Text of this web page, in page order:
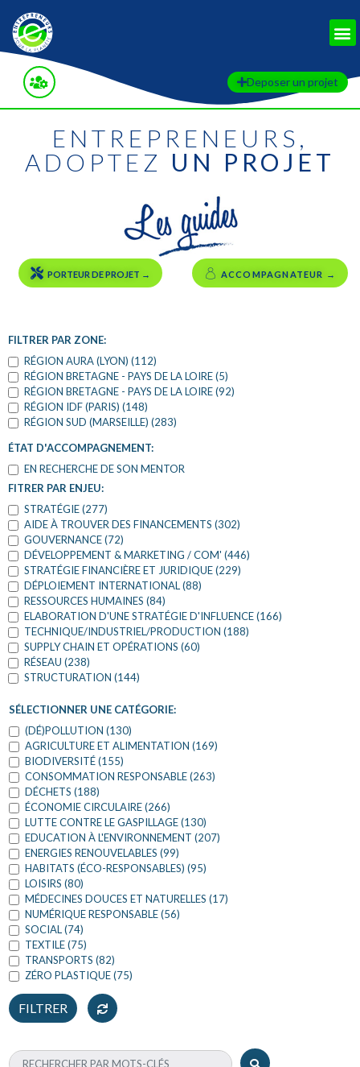
Deposer un projet
RETOUR AUX FILTRES
ENTREPRENEURS,
ADOPTEZ UN PROJET
PORTEUR DE PROJET → ACCOMPAGNATEUR →
FILTRER PAR ZONE:
RÉGION AURA (LYON) (112)
RÉGION BRETAGNE - PAYS DE LA LOIRE (5)
RÉGION BRETAGNE - PAYS DE LA LOIRE (92)
RÉGION IDF (PARIS) (148)
RÉGION SUD (MARSEILLE) (283)
ÉTAT D'ACCOMPAGNEMENT:
EN RECHERCHE DE SON MENTOR
FITRER PAR ENJEU:
STRATÉGIE (277)
AIDE À TROUVER DES FINANCEMENTS (302)
GOUVERNANCE (72)
DÉVELOPPEMENT & MARKETING / COM' (446)
STRATÉGIE FINANCIÈRE ET JURIDIQUE (229)
DÉPLOIEMENT INTERNATIONAL (88)
RESSOURCES HUMAINES (84)
ELABORATION D'UNE STRATÉGIE D'INFLUENCE (166)
TECHNIQUE/INDUSTRIEL/PRODUCTION (188)
SUPPLY CHAIN ET OPÉRATIONS (60)
RÉSEAU (238)
STRUCTURATION (144)
SÉLECTIONNER UNE CATÉGORIE:
(DÉ)POLLUTION (130)
AGRICULTURE ET ALIMENTATION (169)
BIODIVERSITÉ (155)
CONSOMMATION RESPONSABLE (263)
DÉCHETS (188)
ÉCONOMIE CIRCULAIRE (266)
LUTTE CONTRE LE GASPILLAGE (130)
EDUCATION À L'ENVIRONNEMENT (207)
ENERGIES RENOUVELABLES (99)
HABITATS (ÉCO-RESPONSABLES) (95)
LOISIRS (80)
MÉDECINES DOUCES ET NATURELLES (17)
NUMÉRIQUE RESPONSABLE (56)
SOCIAL (74)
TEXTILE (75)
TRANSPORTS (82)
ZÉRO PLASTIQUE (75)